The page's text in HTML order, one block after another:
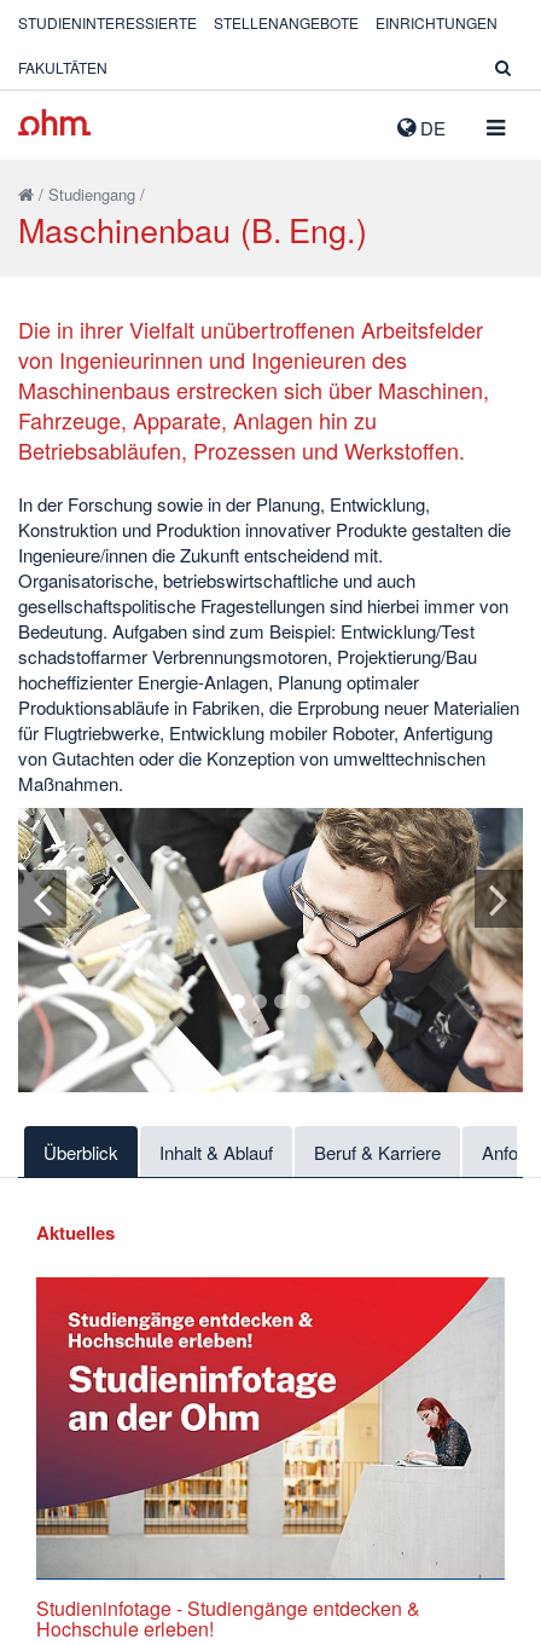
DE
STUDIENINTERESSIERTE STELLENANGEBOTE EINRICHTUNGEN
FAKULTÄTEN
/ Studiengang /
Maschinenbau (B. Eng.)
Die in ihrer Vielfalt unübertroffenen Arbeitsfelder
von Ingenieurinnen und Ingenieuren des
Maschinenbaus erstrecken sich über Maschinen,
Fahrzeuge, Apparate, Anlagen hin zu
Betriebsabläufen, Prozessen und Werkstoffen.
In der Forschung sowie in der Planung, Entwicklung,
Konstruktion und Produktion innovativer Produkte gestalten die
Ingenieure/innen die Zukunft entscheidend mit.
Organisatorische, betriebswirtschaftliche und auch
gesellschaftspolitische Fragestellungen sind hierbei immer von
Bedeutung. Aufgaben sind zum Beispiel: Entwicklung/Test
schadstoffarmer Verbrennungsmotoren, Projektierung/Bau
hocheffizienter Energie-Anlagen, Planung optimaler
Produktionsabläufe in Fabriken, die Erprobung neuer Materialien
für Flugtriebwerke, Entwicklung mobiler Roboter, Anfertigung
von Gutachten oder die Konzeption von umwelttechnischen
Maßnahmen.
1 2 3 4
Überblick Inhalt & Ablauf Beruf & Karriere
Aktuelles
Studieninfotage - Studiengänge entdecken &
Hochschule erleben!